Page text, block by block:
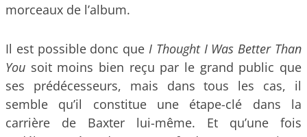
morceaux de l’album.
Il est possible donc que I Thought I Was Better Than
You soit moins bien reçu par le grand public que
ses prédécesseurs, mais dans tous les cas, il
semble qu’il constitue une étape-clé dans la
carrière de Baxter lui-même. Et qu’une fois